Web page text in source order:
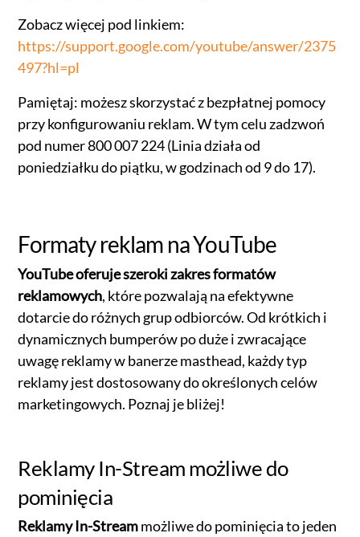
Zobacz więcej pod linkiem:
https://support.google.com/youtube/answer/2375
497?hl=pl
Pamiętaj: możesz skorzystać z bezpłatnej pomocy
przy konfigurowaniu reklam. W tym celu zadzwoń
pod numer 800 007 224 (Linia działa od
poniedziałku do piątku, w godzinach od 9 do 17).
Formaty reklam na YouTube
YouTube oferuje szeroki zakres formatów
reklamowych, które pozwalają na efektywne
dotarcie do różnych grup odbiorców. Od krótkich i
dynamicznych bumperów po duże i zwracające
uwagę reklamy w banerze masthead, każdy typ
reklamy jest dostosowany do określonych celów
marketingowych. Poznaj je bliżej!
Reklamy In-Stream możliwe do
pominięcia
Reklamy In-Streammożliwe do pominięcia to jeden